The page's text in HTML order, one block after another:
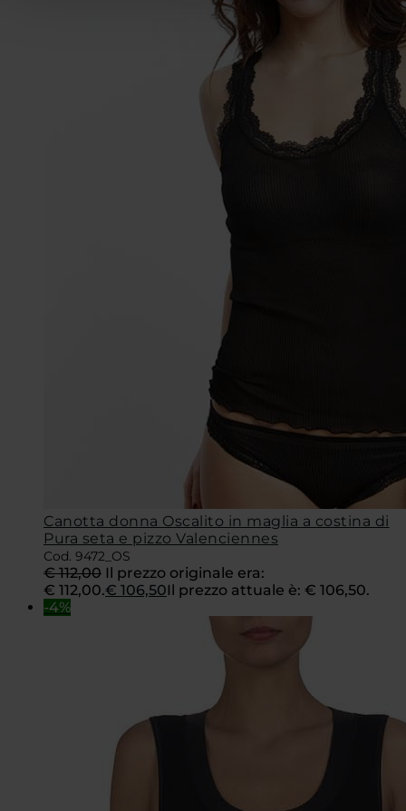
Canotta donna Oscalito in maglia a costina di
Pura seta e pizzo Valenciennes
Cod. 9472_OS
€112,00 Il prezzo originale era:
€ 112,00.€ 106,50Il prezzo attuale è: € 106,50.
-4%